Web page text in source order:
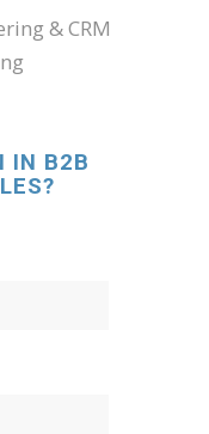
& CRM
IN B2B